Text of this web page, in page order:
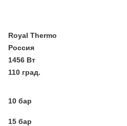
Royal Thermo
Россия
1456 Вт
110 град.
10 бар
15 бар